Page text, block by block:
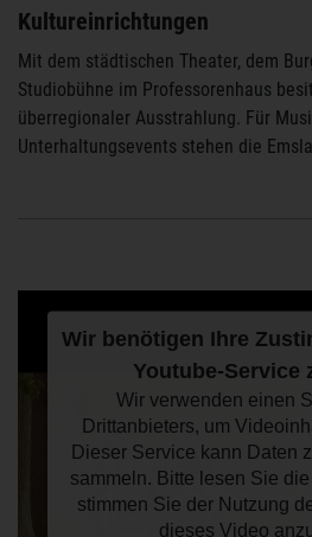
Kultureinrichtungen
Mit dem städtischen Theater, dem
Studiobühne im Professorenhaus
überregionaler Ausstrahlung. Für
Unterhaltungsevents stehen die
Wir benötigen Ihre
Youtube-Service
Wir verwenden einen
Drittanbieters, um
Dieser Service kann Daten
sammeln. Bitte lesen Sie
stimmen Sie der Nutzung
dieses Video